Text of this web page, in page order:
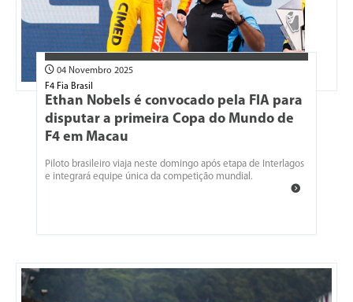
04 Novembro 2025
F4 Fia Brasil
Ethan Nobels é convocado pela FIA para
disputar a primeira Copa do Mundo de
F4 em Macau
Piloto brasileiro viaja neste domingo após etapa de Interlagos
e integrará equipe única da competição mundial.